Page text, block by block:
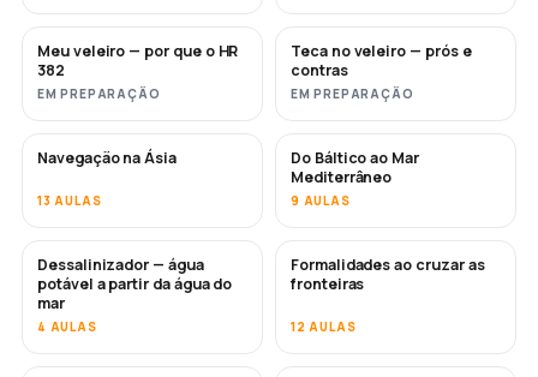
EM BREVE
Meu veleiro — por que o HR
382
EM PREPARAÇÃO
EM BREVE
Teca no veleiro — prós e
contras
EM PREPARAÇÃO
EM BREVE
Navegação na Ásia
13 AULAS
EM BREVE
Do Báltico ao Mar
Mediterrâneo
9 AULAS
EM BREVE
Dessalinizador — água
potável a partir da água do
mar
4 AULAS
Formalidades ao cruzar as
fronteiras
12 AULAS